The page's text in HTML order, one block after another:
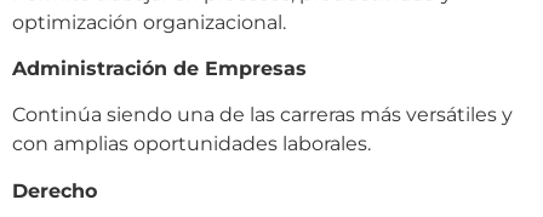
optimización organizacional.
Administración de Empresas
Continúa siendo una de las carreras más versátiles y
con amplias oportunidades laborales.
Derecho